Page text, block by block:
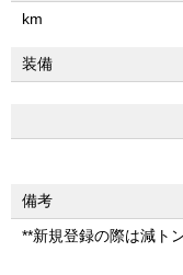
km
装備
備考
**新規登録の際は減ト